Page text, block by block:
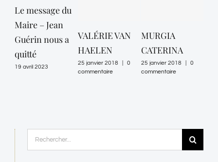
Le message du
Maire – Jean
Guérin nous a
quitté
19 avril 2023
VALÉRIE VAN
HAELEN
25 janvier 2018
0
commentaire
MURGIA
CATERINA
25 janvier 2018
0
commentaire